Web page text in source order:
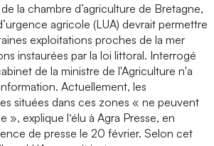
la chambre d’agriculture de Bretagne,
agricole (LUA) devrait permettre
exploitations proches de la mer
instaurées par la loi littoral. Interrogé
de la ministre de l'Agriculture n'a
Actuellement, les
situées dans ces zones « ne peuvent
», explique l‘élu à Agra Presse, en
de presse le 20 février. Selon cet